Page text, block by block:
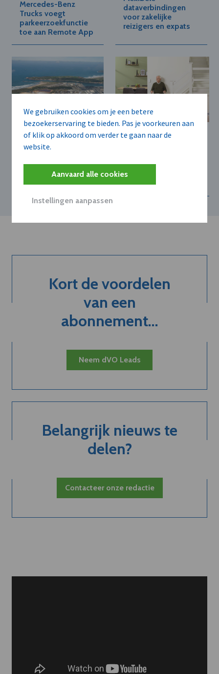
We gebruiken cookies om je een betere
bezoekerservaring te bieden. Pas je voorkeuren aan
of klik op akkoord om verder te gaan naar de
website.
Aanvaard alle cookies
Instellingen aanpassen
Mercedes-Benz
Trucks voegt
parkeerzoekfunctie
toe aan Remote App
dataverbindingen
voor zakelijke
reizigers en expats
AGC GLASS EUROPE N.V.
Saint-Gobain en AGC
grootschalige
elektrische glasoven
in Spanje
OTOLIFT TRAPLIFTEN BV
groeimarkt voor de
Vlaamse bouwsector
Kort de voordelen
van een
abonnement...
Neem dVO Leads
Belangrijk nieuws te
delen?
Contacteer onze redactie